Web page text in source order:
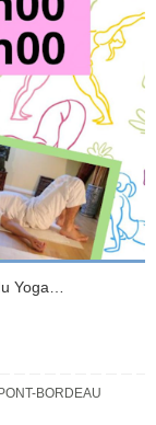
Yoga…
BORDEAU